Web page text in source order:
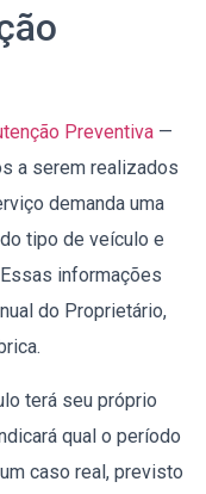
Preventiva —
a serem realizados
demanda uma
tipo de veículo e
informações
do Proprietário,
terá seu próprio
qual o período
caso real, previsto